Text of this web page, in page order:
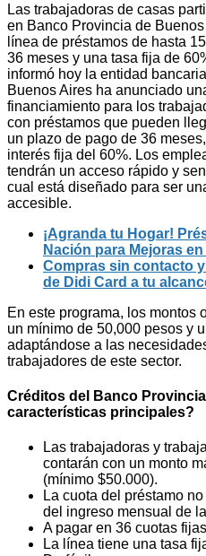
Las trabajadoras de casas
en Banco Provincia de
línea de préstamos de hasta
36 meses y una tasa fija de
informó hoy la entidad
Buenos Aires ha anunciado
financiamiento para los
con préstamos que pueden
un plazo de pago de 36
interés fija del 60%. Los
tendrán un acceso rápido y
cual está diseñado para ser
accesible.
¡Agranda tu Hogar!
Nación para Mejoras
Compras sin contacto
de Didi Card a tu
En este programa, los montos
un mínimo de 50,000 pesos y
adaptándose a las
trabajadores de este sector.
Créditos del Banco
características principales?
Las trabajadoras y
contarán con un monto
(mínimo $50.000).
La cuota del préstamo
del ingreso mensual de
A pagar en 36 cuotas
La línea tiene una tasa